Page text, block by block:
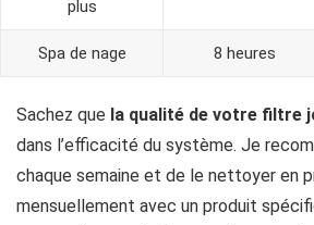
plus
Spa de nage 8 heures
Sachez que la qualité de votre filtre
dans l’efficacité du système. Je
chaque semaine et de le nettoyer en
mensuellement avec un produit